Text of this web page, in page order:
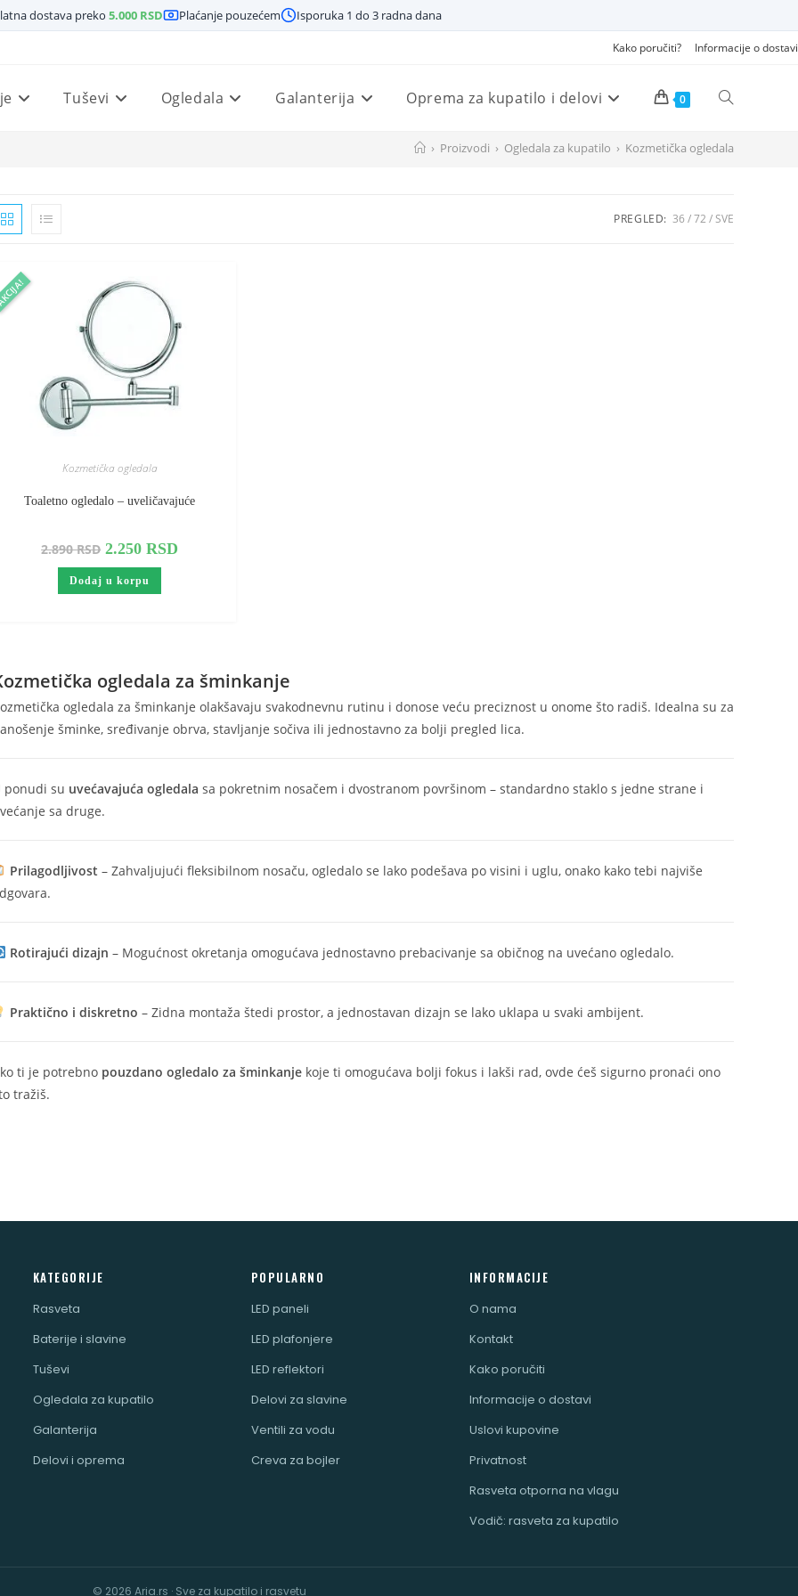
dostava preko 5.000 RSD Plaćanje pouzećem Isporuka 1 do 3 radna dana
Kako poručiti? Informacije o dostavi
Tuševi Ogledala Galanterija Oprema za kupatilo i delovi 0 Pretraži
sajt
› Proizvodi › Ogledala za kupatilo › Kozmetička ogledala
PREGLED: 36 72 SVE
Kozmetička ogledala
Toaletno ogledalo – uveličavajuće
2.890RSD Originalna
cena
je
bila:
2.890 RSD.
2.250RSD
Dodaj u korpu
ogledala za šminkanje
ogledala za šminkanje olakšavaju svakodnevnu rutinu i donose veću preciznost u onome što radiš. Idealna su za
šminke, sređivanje obrva, stavljanje sočiva ili jednostavno za bolji pregled lica.
ponudi su uvećavajuća ogledala sa pokretnim nosačem i dvostranom površinom – standardno staklo s jedne strane i
sa druge.
Prilagodljivost – Zahvaljujući fleksibilnom nosaču, ogledalo se lako podešava po visini i uglu, onako kako tebi najviše
Rotirajući dizajn – Mogućnost okretanja omogućava jednostavno prebacivanje sa običnog na uvećano ogledalo.
Praktično i diskretno – Zidna montaža štedi prostor, a jednostavan dizajn se lako uklapa u svaki ambijent.
ti je potrebno pouzdano ogledalo za šminkanje koje ti omogućava bolji fokus i lakši rad, ovde ćeš sigurno pronaći ono
tražiš.
KATEGORIJE
Rasveta
Baterije i slavine
Tuševi
Ogledala za kupatilo
Galanterija
Delovi i oprema
POPULARNO
LED paneli
LED plafonjere
LED reflektori
Delovi za slavine
Ventili za vodu
Creva za bojler
INFORMACIJE
O nama
Kontakt
Kako poručiti
Informacije o dostavi
Uslovi kupovine
Privatnost
Rasveta otporna na vlagu
Vodič: rasveta za kupatilo
© 2026 Aria.rs · Sve za kupatilo i rasvetu